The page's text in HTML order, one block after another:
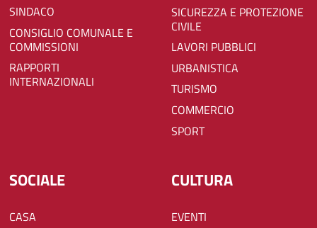
SINDACO
CONSIGLIO COMUNALE E
COMMISSIONI
RAPPORTI
INTERNAZIONALI
SICUREZZA E PROTEZIONE
CIVILE
LAVORI PUBBLICI
URBANISTICA
TURISMO
COMMERCIO
SPORT
SOCIALE
CASA
CULTURA
EVENTI